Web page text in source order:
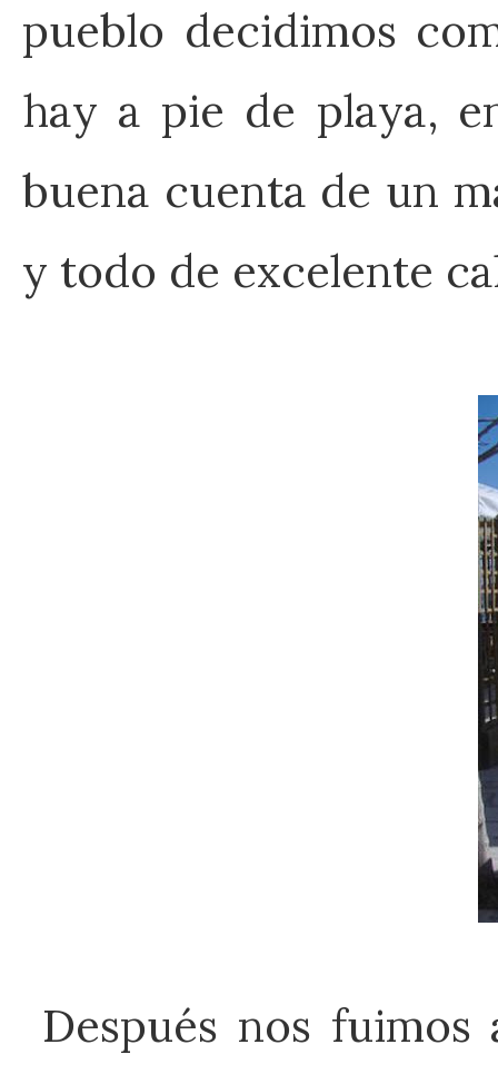
pueblo decidimos
hay a pie de playa,
buena cuenta de un
y todo de excelente
Después nos